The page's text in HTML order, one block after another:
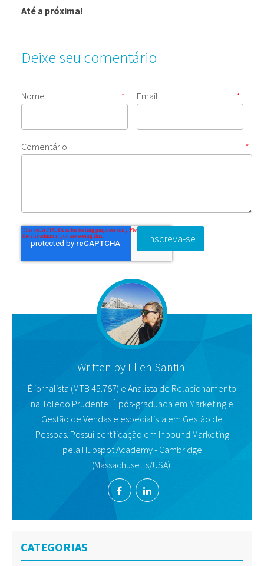
Até a próxima!
Deixe seu comentário
Nome * Email *
Comentário *
Written by Ellen Santini
É jornalista (MTB 45.787) e Analista de Relacionamento
na Toledo Prudente. É pós-graduada em Marketing e
Gestão de Vendas e especialista em Gestão de
Pessoas. Possui certificação em Inbound Marketing
pela Hubspot Academy - Cambridge
(Massachusetts/USA).
CATEGORIAS